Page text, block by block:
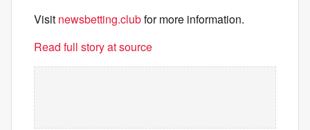
Visit newsbetting.clubfor more information.
Read full story at source